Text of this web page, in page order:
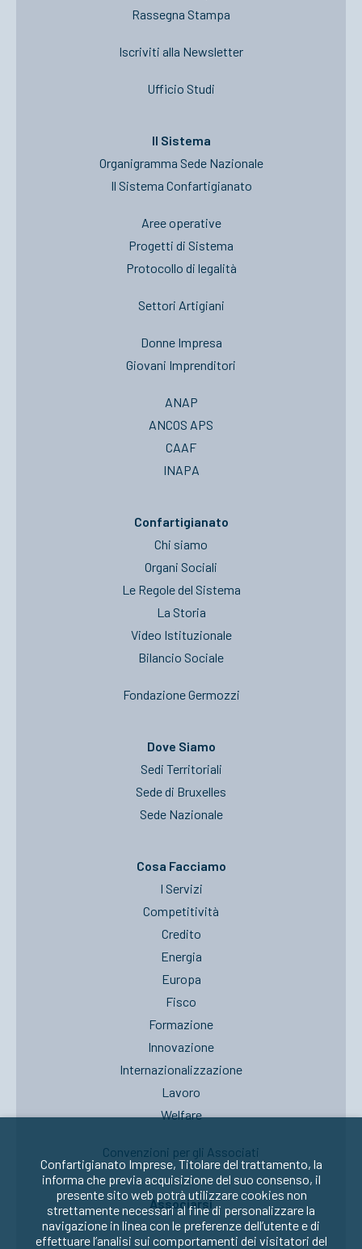
Rassegna Stampa
Iscriviti alla Newsletter
Ufficio Studi
Il Sistema
Organigramma Sede Nazionale
Il Sistema Confartigianato
Aree operative
Progetti di Sistema
Protocollo di legalità
Settori Artigiani
Donne Impresa
Giovani Imprenditori
ANAP
ANCOS APS
CAAF
INAPA
Confartigianato
Chi siamo
Organi Sociali
Le Regole del Sistema
La Storia
Video Istituzionale
Bilancio Sociale
Fondazione Germozzi
Dove Siamo
Sedi Territoriali
Sede di Bruxelles
Sede Nazionale
Cosa Facciamo
I Servizi
Competitività
Credito
Energia
Europa
Fisco
Formazione
Innovazione
Internazionalizzazione
Lavoro
Welfare
Convenzioni per gli Associati
Associarsi
Confartigianato Imprese, Titolare del trattamento, la
informa che previa acquisizione del suo consenso, il
presente sito web potrà utilizzare cookies non
strettamente necessari al fine di personalizzare la
navigazione in linea con le preferenze dell’utente e di
effettuare l’analisi sui comportamenti dei visitatori del